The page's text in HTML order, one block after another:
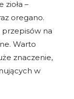
zioła –
oregano.
na
Warto
znaczenie,
w